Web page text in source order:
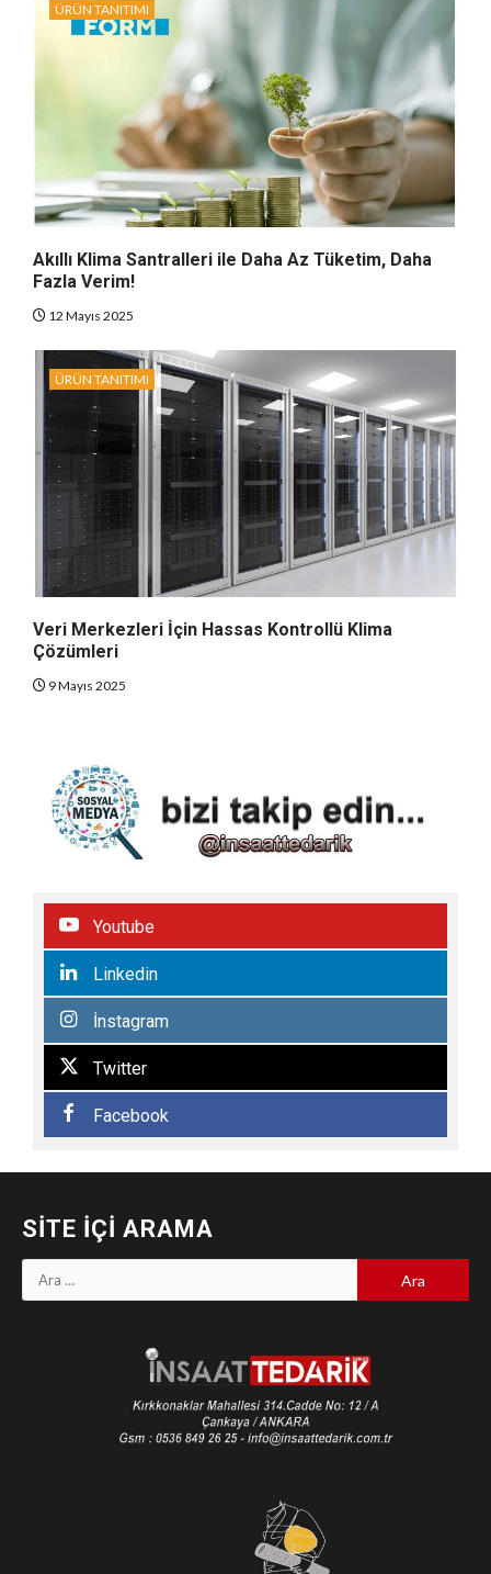
ÜRÜN TANITIMI
Akıllı Klima Santralleri ile Daha Az Tüketim, Daha
Fazla Verim!
12 Mayıs 2025
ÜRÜN TANITIMI
Veri Merkezleri İçin Hassas Kontrollü Klima
Çözümleri
9 Mayıs 2025
Youtube
Linkedin
İnstagram
Twitter
Facebook
SITE İÇI ARAMA
Arama: